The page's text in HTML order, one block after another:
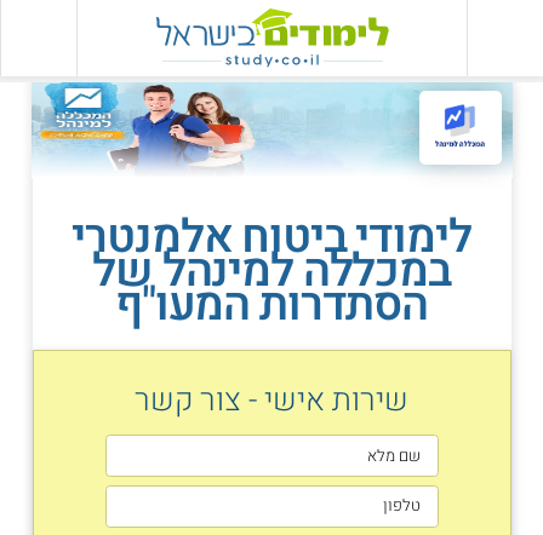
לימודי ביטוח אלמנטרי
במכללה למינהל של
הסתדרות המעו"ף
שירות אישי - צור קשר